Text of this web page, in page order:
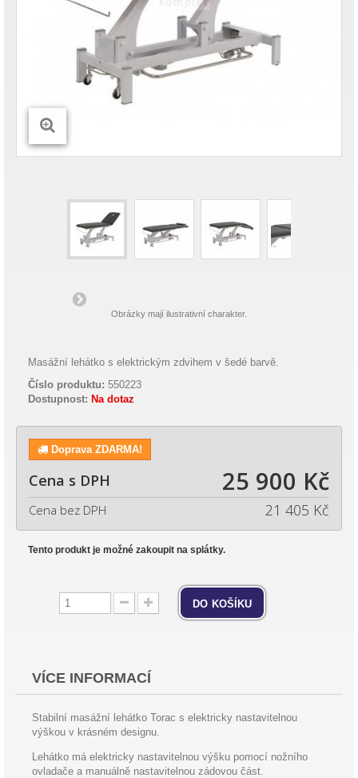
Obrázky mají ilustrativní charakter.
Masážní lehátko s elektrickým zdvihem v šedé barvě.
Číslo produktu: 550223
Dostupnost: Na dotaz
Doprava ZDARMA!
Cena s DPH 25 900 Kč
Cena bez DPH 21 405 Kč
Tento produkt je možné zakoupit na splátky.
do košíku
VÍCE INFORMACÍ
Stabilní masážní lehátko Torac s elektricky nastavitelnou
výškou v krásném designu.
Lehátko má elektricky nastavitelnou výšku pomocí nožního
ovladače a manuálně nastavitelnou zádovou část.